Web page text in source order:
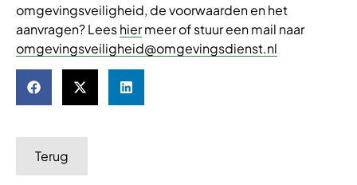
omgevingsveiligheid, de voorwaarden en het
aanvragen? Leeshiermeer of stuur een mail naar
omgevingsveiligheid@omgevingsdienst.nl
Terug